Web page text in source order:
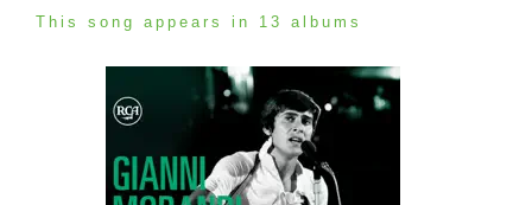
This song appears in 13 albums